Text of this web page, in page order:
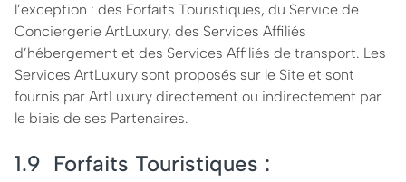
l’exception : des Forfaits Touristiques, du Service de
Conciergerie ArtLuxury, des Services Affiliés
d’hébergement et des Services Affiliés de transport. Les
Services ArtLuxury sont proposés sur le Site et sont
fournis par ArtLuxury directement ou indirectement par
le biais de ses Partenaires.
1.9 Forfaits Touristiques :